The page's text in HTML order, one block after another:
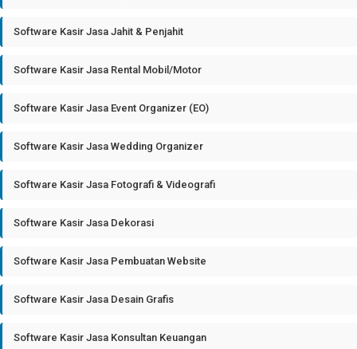
Software Kasir Jasa Jahit & Penjahit
Software Kasir Jasa Rental Mobil/Motor
Software Kasir Jasa Event Organizer (EO)
Software Kasir Jasa Wedding Organizer
Software Kasir Jasa Fotografi & Videografi
Software Kasir Jasa Dekorasi
Software Kasir Jasa Pembuatan Website
Software Kasir Jasa Desain Grafis
Software Kasir Jasa Konsultan Keuangan